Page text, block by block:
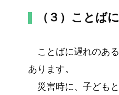
（３）ことば
ことばに遅れのあ
あります。
災害時に、子ども